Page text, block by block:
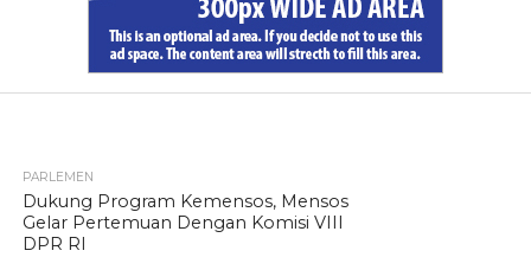
PARLEMEN
Dukung Program Kemensos, Mensos
Gelar Pertemuan Dengan Komisi VIII
DPR RI